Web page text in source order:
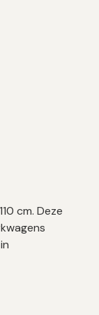
cm. Deze